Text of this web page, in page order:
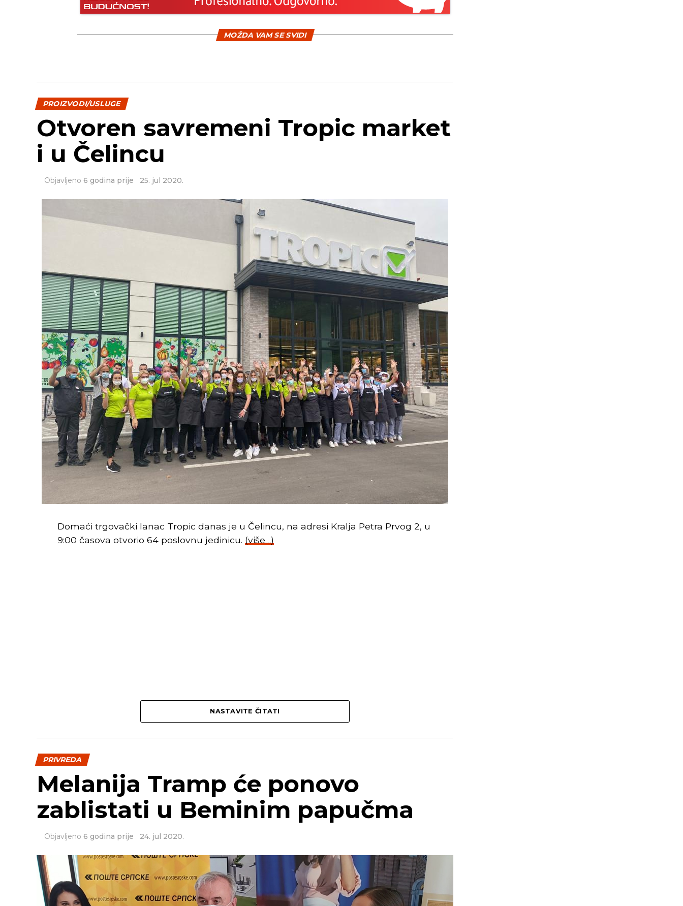
MOŽDA VAM SE SVIDI
PROIZVODI/USLUGE
Otvoren savremeni Tropic market
i u Čelincu
Objavljeno 6 godina prije 25. jul 2020.
Domaći trgovački lanac Tropic danas je u Čelincu, na adresi Kralja Petra Prvog 2, u
9:00 časova otvorio 64 poslovnu jedinicu. (više…)
NASTAVITE ČITATI
PRIVREDA
Melanija Tramp će ponovo
zablistati u Beminim papučma
Objavljeno 6 godina prije 24. jul 2020.